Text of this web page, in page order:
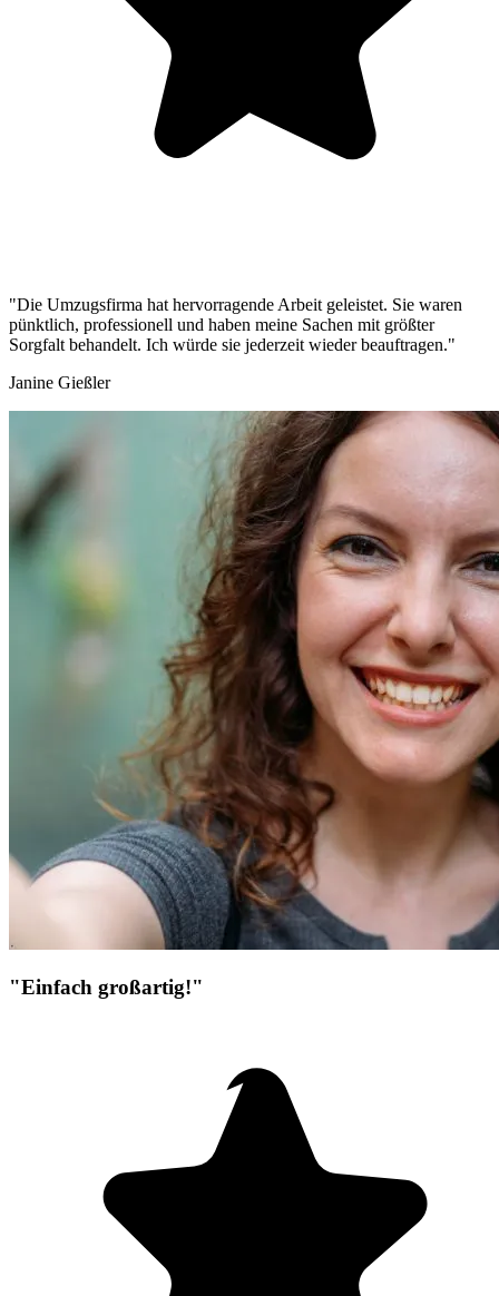
"Die Umzugsfirma hat hervorragende Arbeit geleistet. Sie waren
pünktlich, professionell und haben meine Sachen mit größter
Sorgfalt behandelt. Ich würde sie jederzeit wieder beauftragen."
Janine Gießler
"Einfach großartig!"